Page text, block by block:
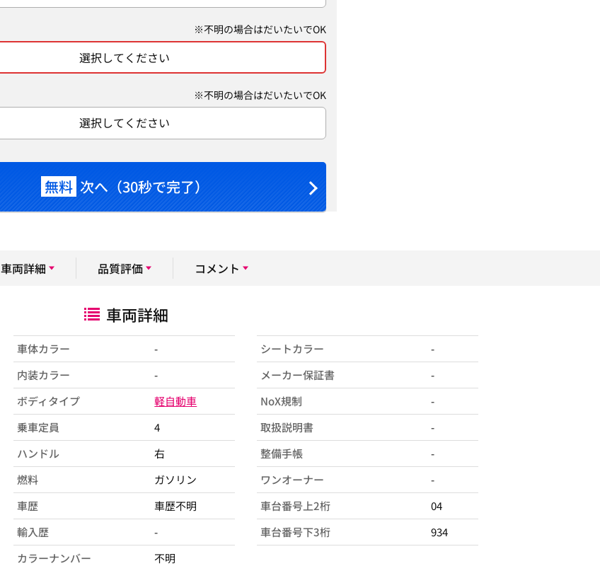
※不明の場合はだいたいでOK
選択してください
※不明の場合はだいたいでOK
選択してください
無料 次へ（30秒で完了）
車両詳細 品質評価 コメント
車両詳細
車体カラー
-
内装カラー
-
ボディタイプ
軽自動車
乗車定員
4
ハンドル
右
燃料
ガソリン
車歴
車歴不明
輸入歴
-
カラーナンバー
不明
シートカラー
-
メーカー保証書
-
NoX規制
-
取扱説明書
-
整備手帳
-
ワンオーナー
-
車台番号上2桁
04
車台番号下3桁
934